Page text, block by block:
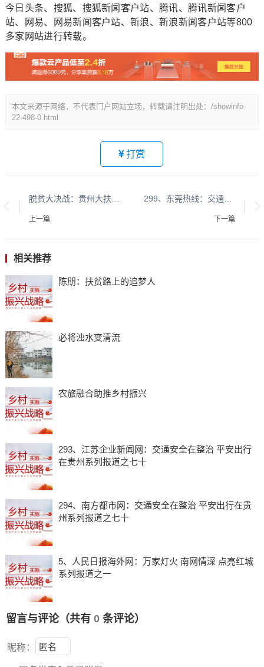
今日头条、搜狐、搜狐新闻客户站、腾讯、腾讯新闻客户
站、网易、网易新闻客户站、新浪、新浪新闻客户站等800
多家网站进行转载。
本文来源于网络，不代表门户网站立场，转载请注明出处：/showinfo-
22-498-0.html
打赏
脱贫大决战：贵州大扶贫系列报道之四
上一篇 下一篇
相关推荐
陈朋：扶贫路上的追梦人
必将浊水变清流
农旅融合助推乡村振兴
293、江苏企业新闻网：交通安全在整治 平安出行
在贵州系列报道之七十
294、南方都市网：交通安全在整治 平安出行在贵
州系列报道之七十
5、人民日报海外网：万家灯火 南网情深 点亮红城
系列报道之一
留言与评论（共有 0条评论）
昵称：